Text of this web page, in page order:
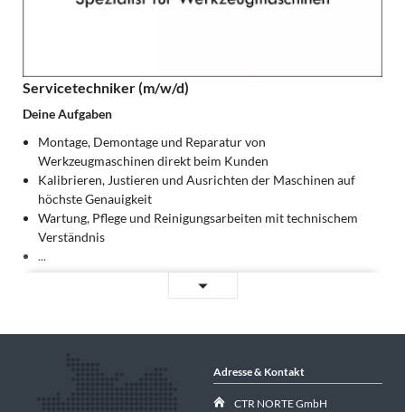
Servicetechniker (m/w/d)
Deine Aufgaben
Montage, Demontage und Reparatur von
Werkzeugmaschinen direkt beim Kunden
Kalibrieren, Justieren und Ausrichten der Maschinen auf
höchste Genauigkeit
Wartung, Pflege und Reinigungsarbeiten mit technischem
Verständnis
...
Adresse & Kontakt
CTR NORTE GmbH